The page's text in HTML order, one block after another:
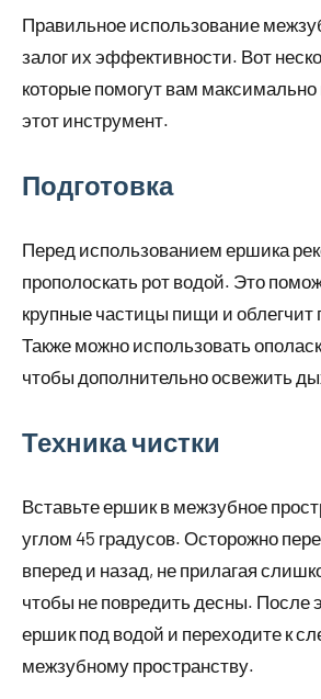
Правильное использование
залог их эффективности. Вот
которые помогут вам
этот инструмент.
Подготовка
Перед использованием ершика
прополоскать рот водой. Это
крупные частицы пищи и облегчит
Также можно использовать
чтобы дополнительно освежить
Техника чистки
Вставьте ершик в межзубное
углом 45 градусов. Осторожно
вперед и назад, не прилагая
чтобы не повредить десны. После
ершик под водой и переходите к
межзубному пространству.